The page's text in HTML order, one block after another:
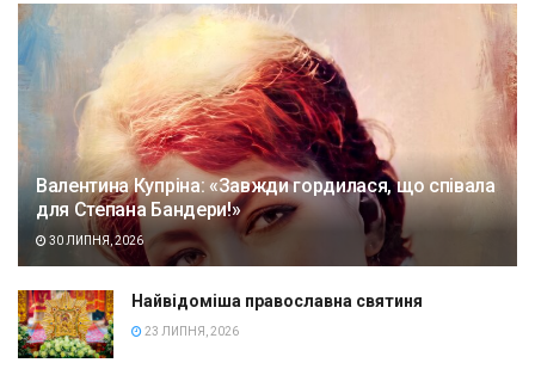
Валентина Купріна: «Завжди гордилася, що співала
для Степана Бандери!»
30 ЛИПНЯ, 2026
Найвідоміша православна святиня
23 ЛИПНЯ, 2026